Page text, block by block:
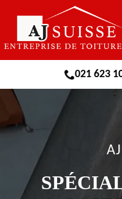
021 623